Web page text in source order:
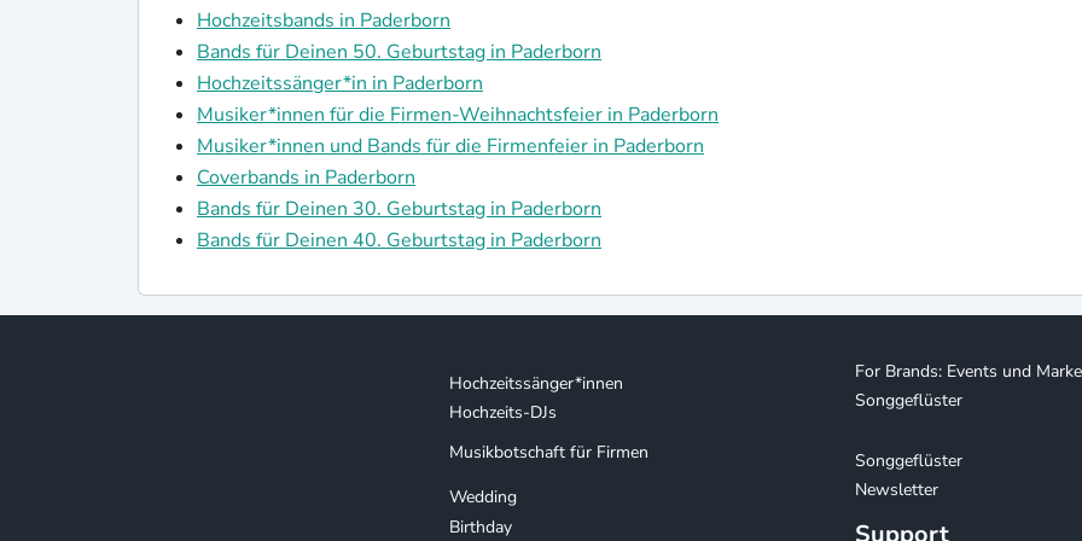
Hochzeitsbands in Paderborn
Bands für Deinen 50. Geburtstag in Paderborn
Hochzeitssänger*in in Paderborn
Musiker*innen für die Firmen-Weihnachtsfeier in Paderborn
Musiker*innen und Bands für die Firmenfeier in Paderborn
Coverbands in Paderborn
Bands für Deinen 30. Geburtstag in Paderborn
Bands für Deinen 40. Geburtstag in Paderborn
Hochzeitssänger*innen
Hochzeits-DJs
Musikbotschaft für Firmen
Wedding
Birthday
For Brands: Events und
Songgeflüster
Songgeflüster
Newsletter